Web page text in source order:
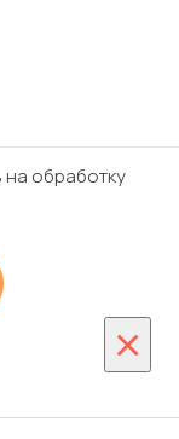
на обработку
×